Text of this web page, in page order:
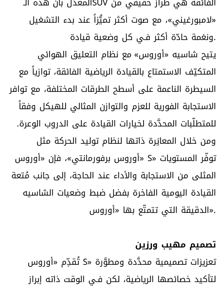
«لامبورغيني»، مع صوت أكثر تميُّزاً عند بدء التشغيل
ونغمة حادّة أكثر فـي كل وضعية قيادة.
يتيح شاسيه «أوروس» مع نظام التعليق الهوائي
المتكيّف الاستمتاع بالقيادة الرياضية الفائقة، توازياً مع
السيطرة الناعمة على أسطح الطرقات المختلفة، مع توافر
الاستجابة الفورية للعزم والتوازن المثالي للهيكل وفقاً
للمتطلّبات المحدَّدة لخيارات القيادة على الدروب الوعرة.
ومن خلال المعايَرة ذاتها لنظام توليد الحركة مثل
«أوروس برفورمانتي»، فإن «أوروس S» توفّر المستويات
المثلى من الاستجابة والأداء عند الحاجة، إلى جانب مُتعة
القيادة اليومية الفاخرة بفضل ضبط وضعيات الشاسيه
الدقيقة التي تتمتّع بها «أوروس».
تصميم مهيب ورزين
تُقدِّم «أوروس S» تعزيزات تصميمية محدَّدة ومطوَّرة
لتأكيد خصائصها الرياضية، لكن فـي الوقت ذاته إبراز